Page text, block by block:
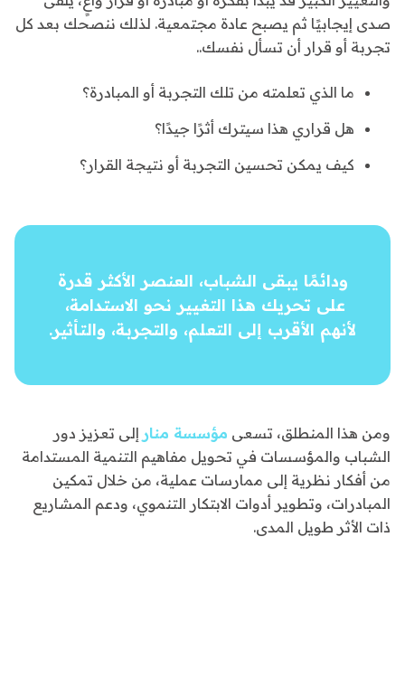
صدى إيجابيًا ثم يصبح عادة مجتمعية. لذلك ننصحك بعد كل
تجربة أو قرار أن تسأل نفسك..
ما الذي تعلمته من تلك التجربة أو المبادرة؟
هل قراري هذا سيترك أثرًا جيدًا؟
كيف يمكن تحسين التجربة أو نتيجة القرار؟
ودائمًا يبقى الشباب، العنصر الأكثر قدرة
على تحريك هذا التغيير نحو الاستدامة،
لأنهم الأقرب إلى التعلم، والتجربة، والتأثير.
ومن هذا المنطلق، تسعى مؤسسة منار إلى تعزيز دور
الشباب والمؤسسات في تحويل مفاهيم التنمية المستدامة
من أفكار نظرية إلى ممارسات عملية، من خلال تمكين
المبادرات، وتطوير أدوات الابتكار التنموي، ودعم المشاريع
ذات الأثر طويل المدى.